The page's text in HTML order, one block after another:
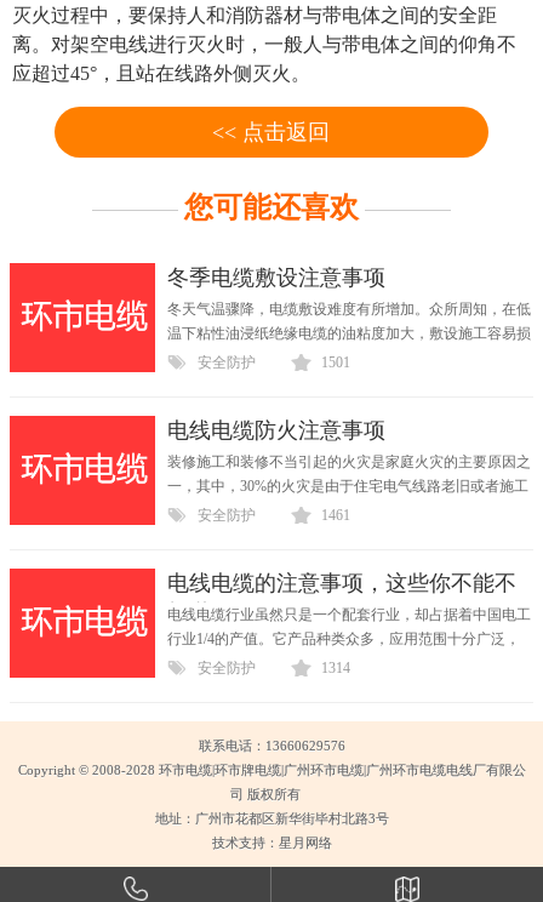
灭火过程中，要保持人和消防器材与带电体之间的安全距
离。对架空电线进行灭火时，一般人与带电体之间的仰角不
应超过45°，且站在线路外侧灭火。
<< 点击返回
您可能还喜欢
冬季电缆敷设注意事项
冬天气温骤降，电缆敷设难度有所增加。众所周知，在低
温下粘性油浸纸绝缘电缆的油粘度加大，敷设施工容易损
伤...
安全防护 1501
电线电缆防火注意事项
装修施工和装修不当引起的火灾是家庭火灾的主要原因之
一，其中，30%的火灾是由于住宅电气线路老旧或者施工
不当...安全防护 1461
电线电缆的注意事项，这些你不能不
知道
电线电缆行业虽然只是一个配套行业，却占据着中国电工
行业1/4的产值。它产品种类众多，应用范围十分广泛，
涉及...安全防护 1314
联系电话：13660629576
Copyright © 2008-2028 环市电缆|环市牌电缆|广州环市电缆|广州环市电缆电线厂有限公
司 版权所有
地址：广州市花都区新华街毕村北路3号
技术支持：星月网络